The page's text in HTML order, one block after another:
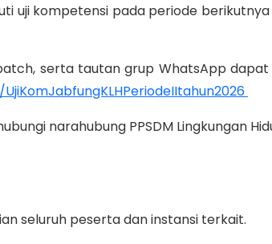
uji kompetensi pada periode
serta tautan grup WhatsApp
narahubung PPSDM Lingkungan
seluruh peserta dan instansi terkait.